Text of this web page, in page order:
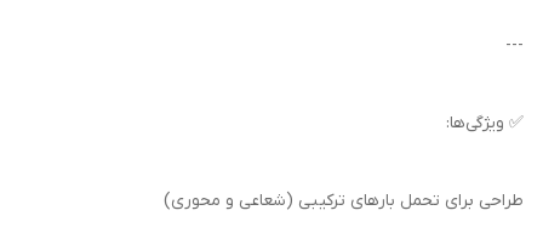
---
✅ ویژگی‌ها:
طراحی برای تحمل بارهای ترکیبی (شعاعی و محوری)